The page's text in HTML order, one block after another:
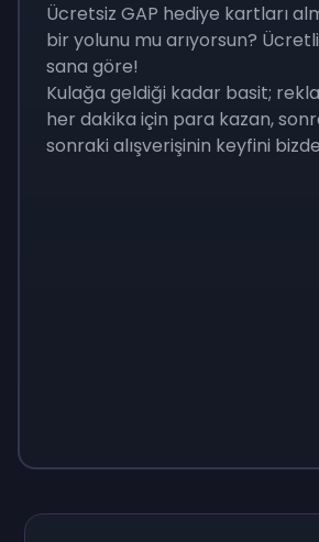
Ücretsiz GAP hediye kartları
bir yolunu mu arıyorsun?
sana göre!
Kulağa geldiği kadar basit;
her dakika için para kazan,
sonraki alışverişinin keyfini